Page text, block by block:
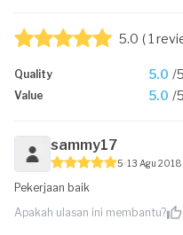
5.0 ( 1
Quality 5.0 /5
Value 5.0 /5
sammy17
5 13 Agu 2018
Pekerjaan baik
Apakah ulasan ini membantu?